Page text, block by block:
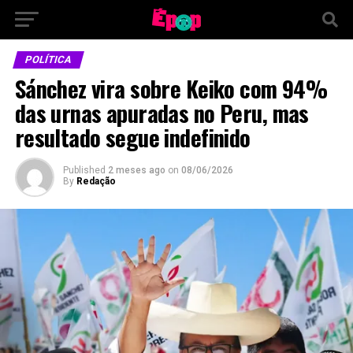
POLÍTICA
Sánchez vira sobre Keiko com 94%
das urnas apuradas no Peru, mas
resultado segue indefinido
Published 2 meses ago on 08/06/2026
By Redação